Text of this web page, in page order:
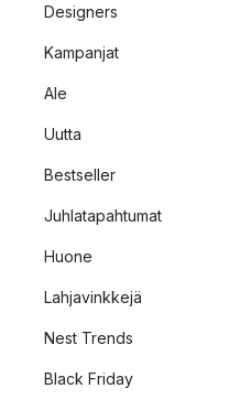
Designers
Kampanjat
Ale
Uutta
Bestseller
Juhlatapahtumat
Huone
Lahjavinkkejä
Nest Trends
Black Friday